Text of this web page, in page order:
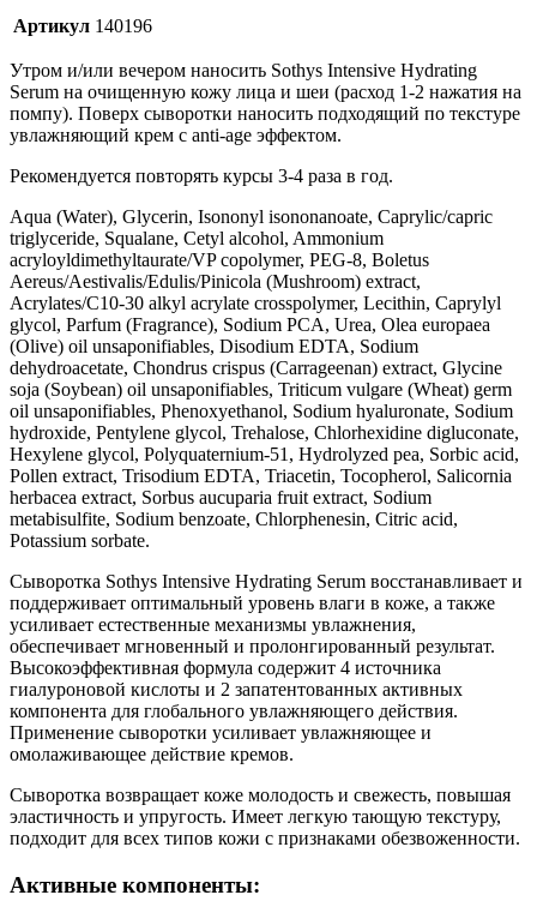
Артикул 140196
Утром и/или вечером наносить Sothys Intensive Hydrating
Serum на очищенную кожу лица и шеи (расход 1-2 нажатия на
помпу). Поверх сыворотки наносить подходящий по текстуре
увлажняющий крем с anti-age эффектом.
Рекомендуется повторять курсы 3-4 раза в год.
Aqua (Water), Glycerin, Isononyl isononanoate, Caprylic/capric
triglyceride, Squalane, Cetyl alcohol, Ammonium
acryloyldimethyltaurate/VP copolymer, PEG-8, Boletus
Aereus/Aestivalis/Edulis/Pinicola (Mushroom) extract,
Acrylates/C10-30 alkyl acrylate crosspolymer, Lecithin, Caprylyl
glycol, Parfum (Fragrance), Sodium PCA, Urea, Olea europaea
(Olive) oil unsaponifiables, Disodium EDTA, Sodium
dehydroacetate, Chondrus crispus (Carrageenan) extract, Glycine
soja (Soybean) oil unsaponifiables, Triticum vulgare (Wheat) germ
oil unsaponifiables, Phenoxyethanol, Sodium hyaluronate, Sodium
hydroxide, Pentylene glycol, Trehalose, Chlorhexidine digluconate,
Hexylene glycol, Polyquaternium-51, Hydrolyzed pea, Sorbic acid,
Pollen extract, Trisodium EDTA, Triacetin, Tocopherol, Salicornia
herbacea extract, Sorbus aucuparia fruit extract, Sodium
metabisulfite, Sodium benzoate, Chlorphenesin, Citric acid,
Potassium sorbate.
Сыворотка Sothys Intensive Hydrating Serum восстанавливает и
поддерживает оптимальный уровень влаги в коже, а также
усиливает естественные механизмы увлажнения,
обеспечивает мгновенный и пролонгированный результат.
Высокоэффективная формула содержит 4 источника
гиалуроновой кислоты и 2 запатентованных активных
компонента для глобального увлажняющего действия.
Применение сыворотки усиливает увлажняющее и
омолаживающее действие кремов.
Сыворотка возвращает коже молодость и свежесть, повышая
эластичность и упругость. Имеет легкую тающую текстуру,
подходит для всех типов кожи с признаками обезвоженности.
Активные компоненты: